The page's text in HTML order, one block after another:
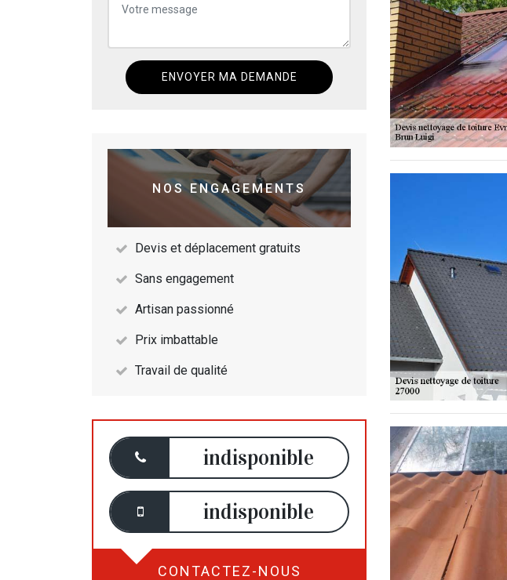
NOS ENGAGEMENTS
Devis et déplacement gratuits
Sans engagement
Artisan passionné
Prix imbattable
Travail de qualité
indisponible
indisponible
CONTACTEZ-NOUS